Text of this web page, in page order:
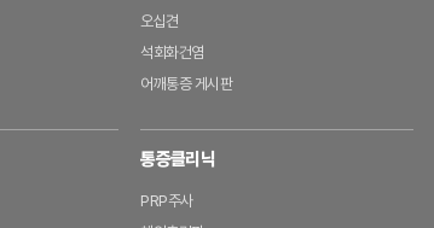
오십견
석회화건염
어깨통증 게시판
통증클리닉
PRP주사